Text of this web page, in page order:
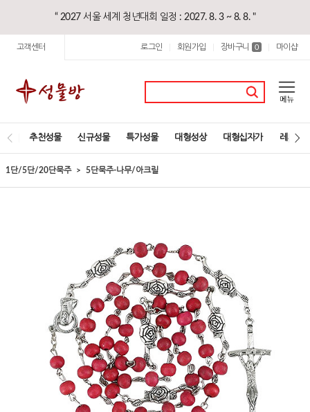
“ 2027 서울 세계 청년대회 일정 : 2027. 8. 3 ~ 8. 8. "
고객센터 로그인 회원가입 장바구니 0 마이샵
추천성물 신규성물 특가성물 대형성상 대형십자가 레지오
1단/5단/20단묵주 5단묵주-나무/아크릴